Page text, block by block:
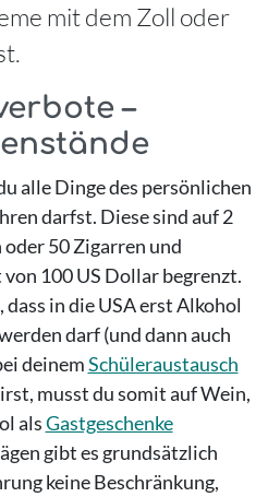
mit dem Zoll oder
–
alle Dinge des persönlichen
darfst. Diese sind auf 2
50 Zigarren und
100 US Dollar begrenzt.
in die USA erst Alkohol
darf (und dann auch
deinemSchüleraustausch
musst du somit auf Wein,
alsGastgeschenke
gibt es grundsätzlich
keine Beschränkung,